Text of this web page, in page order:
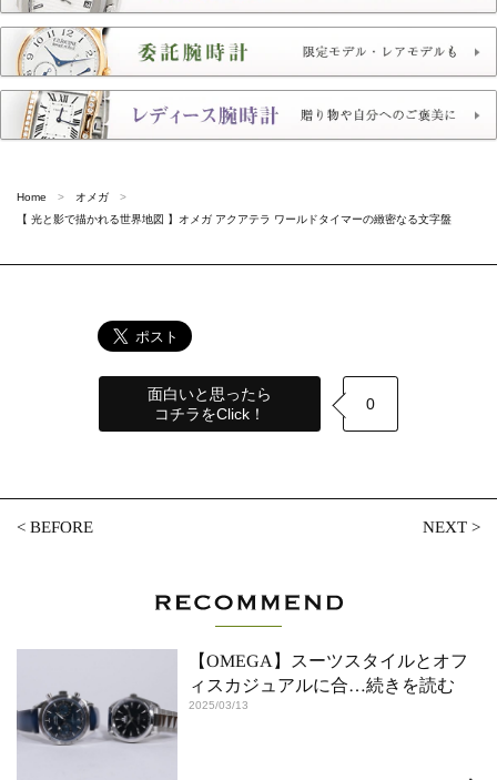
Home
オメガ
【 光と影で描かれる世界地図 】オメガ アクアテラ ワールドタイマーの緻密なる文字盤
面白いと思ったら
コチラをClick！
0
<BEFORE NEXT>
【OMEGA】スーツスタイルとオフ
ィスカジュアルに合…続きを読む
2025/03/13